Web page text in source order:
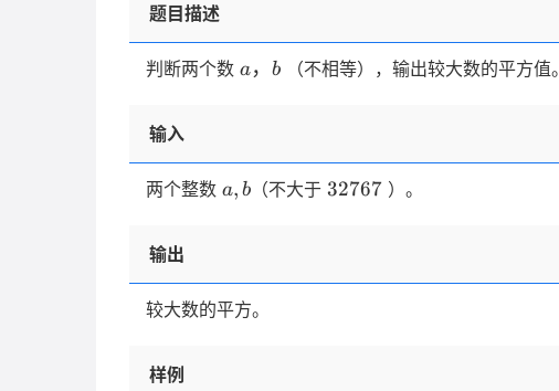
题目描述
判断两个数 a，
a， b （不相等），输出较大数的平方值。
输入
两个整数 a,
a, b （不大于32767
32767 ）。
输出
较大数的平方。
样例